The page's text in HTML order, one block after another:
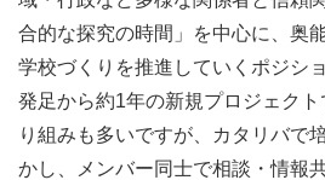
合的な探究の時間」を中心に、奥
学校づくりを推進していくポジシ
発足から約1年の新規プロジェク
り組みも多いですが、カタリバで
かし、メンバー同士で相談・情報